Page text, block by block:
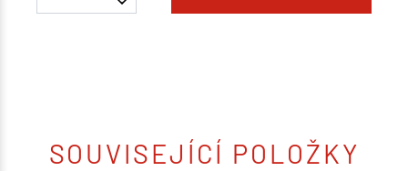
SOUVISEJÍCÍ POLOŽKY